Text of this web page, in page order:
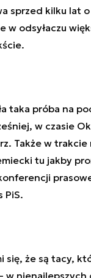
sprzed kilku lat
w odsyłaczu
taka próba na
w czasie
Także w
tu jakby
PiS.
się, że są tacy,